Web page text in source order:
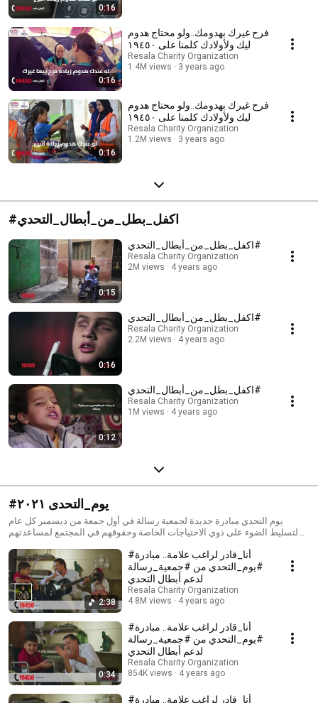
0:16
0:16
فرح غيرك بهدومك..ولو محتاج هدوم
ليك ولأولادك كلمنا على ١٩٤٥٠
Resala Charity Organization
1.4M views
3 years ago
0:16
فرح غيرك بهدومك..ولو محتاج هدوم
ليك ولأولادك كلمنا على ١٩٤٥٠
Resala Charity Organization
1.2M views
3 years ago
#اكفل_بطل_من_أبطال_التحدي
0:15
اكفل_بطل_من_أبطال_التحدي#
Resala Charity Organization
2M views
4 years ago
0:16
اكفل_بطل_من_أبطال_التحدي#
Resala Charity Organization
2.2M views
4 years ago
0:12
اكفل_بطل_من_أبطال_التحدي#
Resala Charity Organization
1M views
4 years ago
#يوم_التحدى ٢٠٢١
يوم التحدي مبادرة جديدة لجمعية رسالة في أول جمعة من ديسمبر كل عام
لتسليط الضوء على ذوي الاحتياجات الخاصة وحقوقهم في المجتمع لمساعدتهم
التالي: https://yom-eltahady.resala.org/ يمكنك أيضًا من خلال نفس الرابط
الاشتراك كمتطوع في الاحتفالية أو كبطل من أبطال التحدي.
2:38
#أنا_قادر لراغب علامة.. مبادرة
#يوم_التحدي من #جمعية_رسالة
لدعم أبطال التحدي
Resala Charity Organization
4.8M views
4 years ago
0:34
#أنا_قادر لراغب علامة.. مبادرة
#يوم_التحدي من #جمعية_رسالة
لدعم أبطال التحدي
Resala Charity Organization
854K views
4 years ago
#أنا_قادر لراغب علامة.. مبادرة